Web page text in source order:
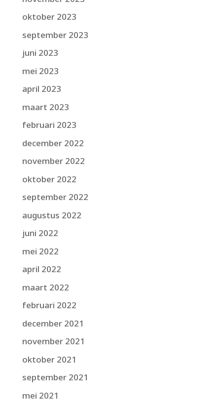
oktober 2023
september 2023
juni 2023
mei 2023
april 2023
maart 2023
februari 2023
december 2022
november 2022
oktober 2022
september 2022
augustus 2022
juni 2022
mei 2022
april 2022
maart 2022
februari 2022
december 2021
november 2021
oktober 2021
september 2021
mei 2021